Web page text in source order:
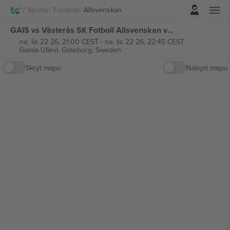
Sporty Football Allsvenskan
GAIS vs Västerås SK Fotboll Allsvenskan vstupenek
ne, lis 22 26, 21:00 CEST- ne, lis 22 26, 22:45 CEST
Gamla Ullevi, Göteborg, Sweden
Skrýt mapu
Nalepit mapu